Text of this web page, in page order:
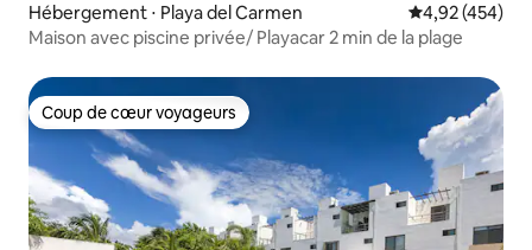
Hébergement ⋅ Playa del Carmen Évaluation
4,92 (454)
Maison avec piscine privée/ Playacar 2 min de la plage
Coup de cœur voyageurs
Coup de cœur voyageurs